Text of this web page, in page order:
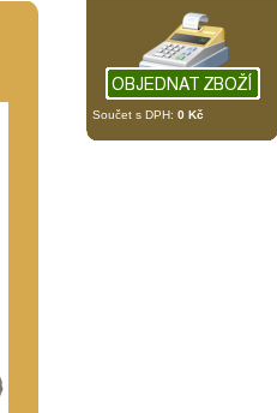
Součet s DPH: 0 Kč